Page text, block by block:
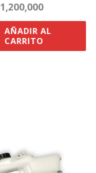
1,200,000
AÑADIR AL
CARRITO